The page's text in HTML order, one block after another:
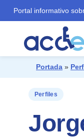
Portal informativo
Portada »
Perfiles